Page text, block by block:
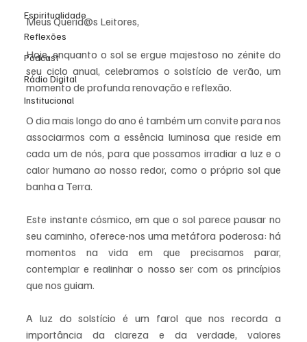
Espiritualidade
Reflexões
Podcast
Rádio Digital
Institucional
Meus Querid@s Leitores,
Hoje, enquanto o sol se ergue majestoso no zénite do
seu ciclo anual, celebramos o solstício de verão, um
momento de profunda renovação e reflexão.
O dia mais longo do ano é também um convite para nos
associarmos com a essência luminosa que reside em
cada um de nós, para que possamos irradiar a luz e o
calor humano ao nosso redor, como o próprio sol que
banha a Terra.
Este instante cósmico, em que o sol parece pausar no
seu caminho, oferece-nos uma metáfora poderosa: há
momentos na vida em que precisamos parar,
contemplar e realinhar o nosso ser com os princípios
que nos guiam.
A luz do solstício é um farol que nos recorda a
importância da clareza e da verdade, valores